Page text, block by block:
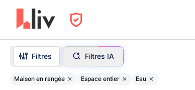
Filtres Filtres IA
Maison en rangée Espace entier Eau